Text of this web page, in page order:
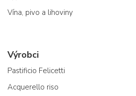
Vína, pivo a lihoviny
Výrobci
Pastificio Felicetti
Acquerello riso